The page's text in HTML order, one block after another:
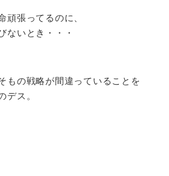
頑張ってるのに、
ないとき・・・
もの戦略が間違っていることを
デス。